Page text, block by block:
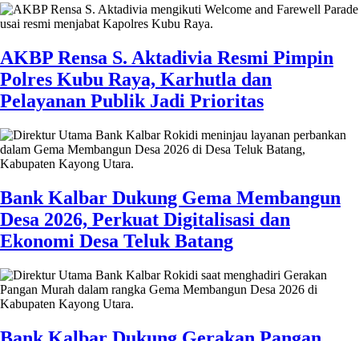
AKBP Rensa S. Aktadivia Resmi Pimpin
Polres Kubu Raya, Karhutla dan
Pelayanan Publik Jadi Prioritas
Bank Kalbar Dukung Gema Membangun
Desa 2026, Perkuat Digitalisasi dan
Ekonomi Desa Teluk Batang